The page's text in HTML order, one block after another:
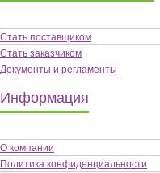
Стать поставщиком
Стать заказчиком
Документы и регламенты
Информация
О компании
Политика конфиденциальности